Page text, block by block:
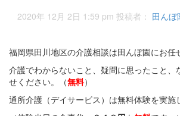
2020年 12月 2日 1:59 pm 投稿者： 田んぼ
福岡県田川地区の介護相談は田んぼ園にお任
介護でわからないこと、疑問に思ったこと、
せください。（無料）
通所介護（デイサービス）は無料体験を実施